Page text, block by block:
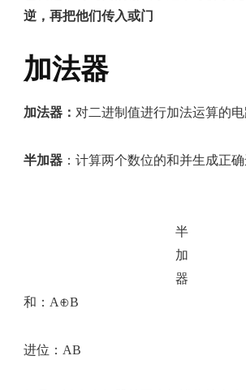
逆，再把他们传入或门
加法器
加法器： 对二进制值进行加法运算的电
半加器 ：计算两个数位的和并生成正
半
加
器
和：A⊕B
进位：AB